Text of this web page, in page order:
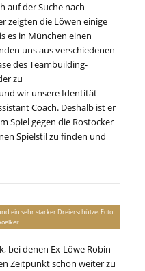
auf der Suche nach
zeigten die Löwen einige
es in München einen
uns aus verschiedenen
des Teambuilding-
zu
wir unsere Identität
Coach. Deshalb ist er
Spiel gegen die Rostocker
Spielstil zu finden und
ein sehr starker Dreierschütze. Foto:
bei denen Ex-Löwe Robin
Zeitpunkt schon weiter zu